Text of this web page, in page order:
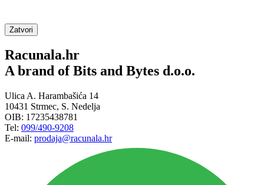
Zatvori
Racunala.hr
A brand of Bits and Bytes d.o.o.
Ulica A. Harambašića 14
10431 Strmec, S. Nedelja
OIB: 17235438781
Tel: 099/490-9208
E-mail: prodaja@racunala.hr